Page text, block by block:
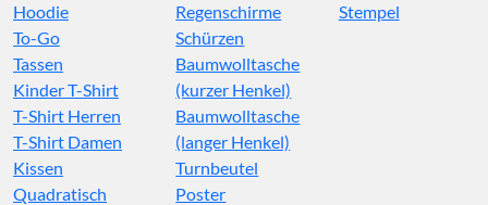
Hoodie
To-Go
Regenschirme
Schürzen
Stempel
Tassen
Kinder T-Shirt
T-Shirt Herren
T-Shirt Damen
Kissen
Quadratisch
Baumwolltasche
(kurzer Henkel)
Baumwolltasche
(langer Henkel)
Turnbeutel
Poster